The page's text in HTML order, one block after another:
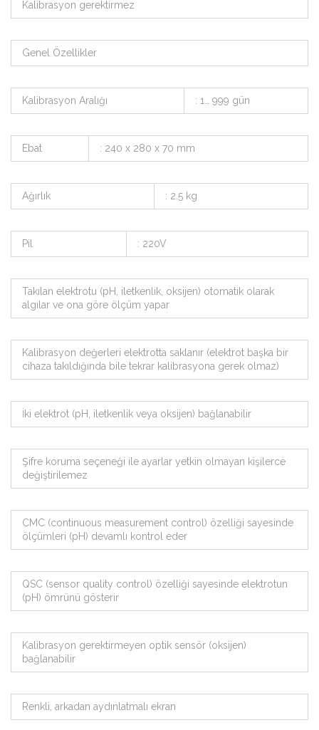
Kalibrasyon gerektirmez
Genel Özellikler
Kalibrasyon Aralığı : 1… 999 gün
Ebat : 240 x 280 x 70 mm
Ağırlık : 2.5 kg
Pil : 220V
Takılan elektrotu (pH, iletkenlik, oksijen) otomatik olarak
algılar ve ona göre ölçüm yapar
Kalibrasyon değerleri elektrotta saklanır (elektrot başka bir
cihaza takıldığında bile tekrar kalibrasyona gerek olmaz)
İki elektrot (pH, iletkenlik veya oksijen) bağlanabilir
Şifre koruma seçeneği ile ayarlar yetkin olmayan kişilerce
değiştirilemez
CMC (continuous measurement control) özelliği sayesinde
ölçümleri (pH) devamlı kontrol eder
QSC (sensor quality control) özelliği sayesinde elektrotun
(pH) ömrünü gösterir
Kalibrasyon gerektirmeyen optik sensör (oksijen)
bağlanabilir
Renkli, arkadan aydınlatmalı ekran